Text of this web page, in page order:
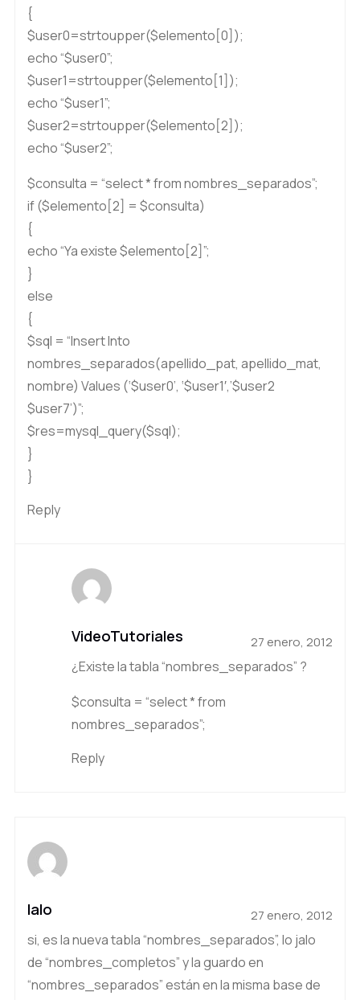
{
$user0=strtoupper($elemento[0]);
echo “$user0”;
$user1=strtoupper($elemento[1]);
echo “$user1”;
$user2=strtoupper($elemento[2]);
echo “$user2”;
$consulta = “select * from nombres_separados”;
if ($elemento[2] = $consulta)
{
echo “Ya existe $elemento[2]”;
}
else
{
$sql = “Insert Into
nombres_separados(apellido_pat, apellido_mat,
nombre) Values (‘$user0’, ‘$user1′,’$user2
$user7’)”;
$res=mysql_query($sql);
}
}
Reply
VideoTutoriales 27 enero, 2012
¿Existe la tabla “nombres_separados” ?
$consulta = “select * from
nombres_separados”;
Reply
lalo 27 enero, 2012
si, es la nueva tabla “nombres_separados”, lo jalo
de “nombres_completos” y la guardo en
“nombres_separados” están en la misma base de